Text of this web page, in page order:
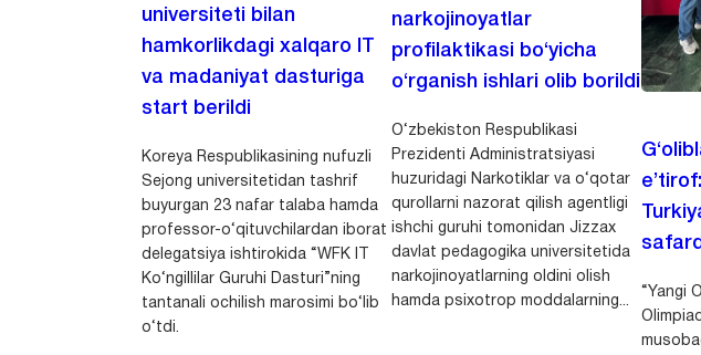
universiteti bilan
hamkorlikdagi xalqaro IT
va madaniyat dasturiga
start berildi
Koreya Respublikasining nufuzli
Sejong universitetidan tashrif
buyurgan 23 nafar talaba hamda
professor-o‘qituvchilardan iborat
delegatsiya ishtirokida “WFK IT
Ko‘ngillilar Guruhi Dasturi”ning
tantanali ochilish marosimi bo‘lib
o‘tdi.
narkojinoyatlar
profilaktikasi bo‘yicha
o‘rganish ishlari olib borildi
O‘zbekiston Respublikasi
Prezidenti Administratsiyasi
huzuridagi Narkotiklar va o‘qotar
qurollarni nazorat qilish agentligi
ishchi guruhi tomonidan Jizzax
davlat pedagogika universitetida
narkojinoyatlarning oldini olish
hamda psixotrop moddalarning...
“Yangi